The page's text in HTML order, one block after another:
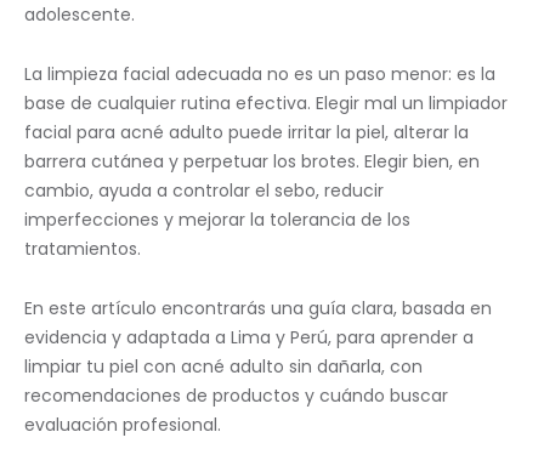
adolescente.
La limpieza facial adecuada no es un paso menor: es la
base de cualquier rutina efectiva. Elegir mal un limpiador
facial para acné adulto puede irritar la piel, alterar la
barrera cutánea y perpetuar los brotes. Elegir bien, en
cambio, ayuda a controlar el sebo, reducir
imperfecciones y mejorar la tolerancia de los
tratamientos.
En este artículo encontrarás una guía clara, basada en
evidencia y adaptada a Lima y Perú, para aprender a
limpiar tu piel con acné adulto sin dañarla, con
recomendaciones de productos y cuándo buscar
evaluación profesional.